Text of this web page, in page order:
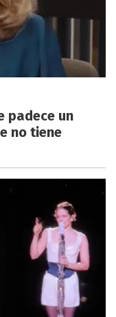
padece un
no tiene